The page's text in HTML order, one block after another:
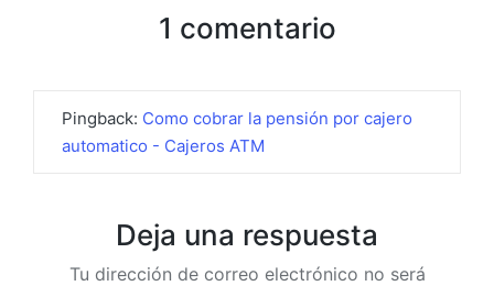
1 comentario
Pingback: Como cobrar la pensión por cajero
automatico - Cajeros ATM
Deja una respuesta
Tu dirección de correo electrónico no será